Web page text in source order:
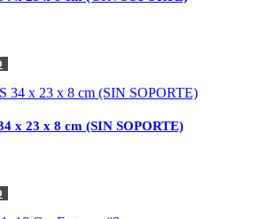
x 23 x 8 cm (SIN SOPORTE)